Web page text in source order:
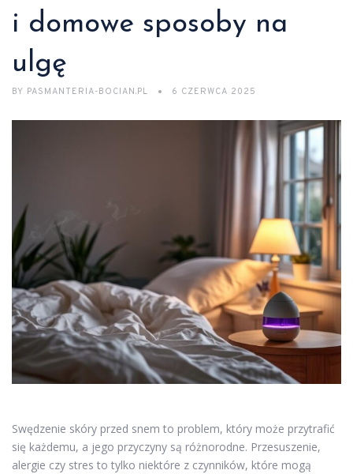
i domowe sposoby na
ulgę
BY PASMANTERIA-BOCIAN.PL 6 CZERWCA 2025
Swędzenie skóry przed snem to problem, który może przytrafić
się każdemu, a jego przyczyny są różnorodne. Przesuszenie,
alergie czy stres to tylko niektóre z czynników, które mogą